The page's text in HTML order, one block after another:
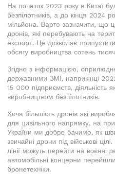
На початок 2023 року в Китаї
безпілотників, а до кінця 2024
мільйона. Варто зазначити, що
дронів, які перебувають на
експорт. Це дозволяє
обсягу виробництва сотень
Згідно з інформацією,
державними ЗМІ, наприкінці
15 000 підприємств, діяльність
виробництвом безпілотників.
Хоча більшість дронів які
для цивільного напрямку, на
України ми добре бачимо, як
звичайні дрони під військові
лінії можуть перейти на воєнні
автомобільні концерни
бронетехніки.